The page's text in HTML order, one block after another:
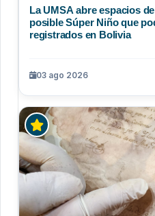
La UMSA abre espacios
posible Súper Niño que
registrados en Bolivia
03 ago 2026